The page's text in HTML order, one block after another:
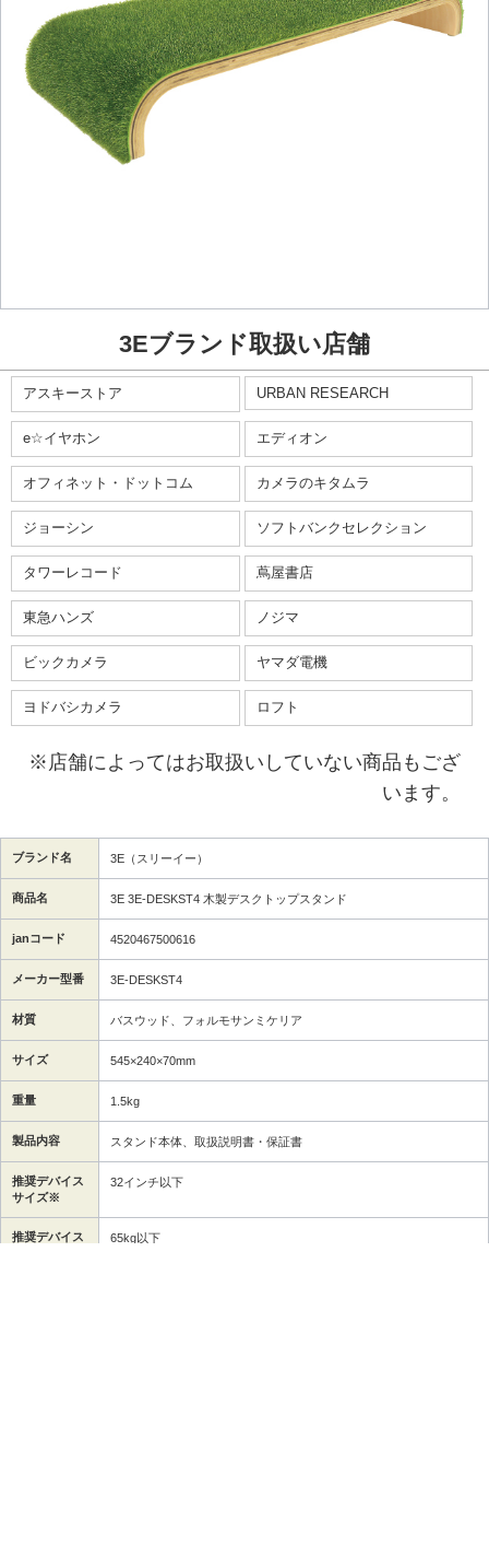
3Eブランド取扱い店舗
アスキーストア URBAN RESEARCH
e☆イヤホン エディオン
オフィネット・ドットコム カメラのキタムラ
ジョーシン ソフトバンクセレクション
タワーレコード 蔦屋書店
東急ハンズ ノジマ
ビックカメラ ヤマダ電機
ヨドバシカメラ ロフト
※店舗によってはお取扱いしていない商品もござ
います。
ブランド名 3E（スリーイー）
商品名 3E 3E-DESKST4 木製デスクトップスタンド
janコード 4520467500616
メーカー型番 3E-DESKST4
材質 バスウッド、フォルモサンミケリア
サイズ 545×240×70mm
重量 1.5kg
製品内容 スタンド本体、取扱説明書・保証書
推奨デバイス
サイズ※
32インチ以下
推奨デバイス
65kg以下